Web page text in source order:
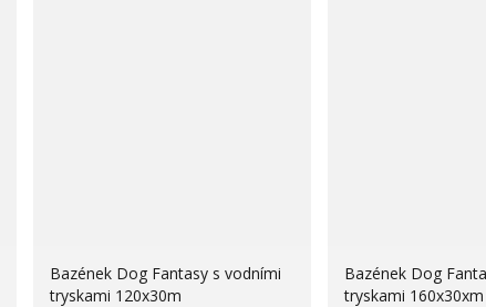
Bazének Dog Fantasy s vodními
tryskami 120x30m
Bazének Dog
tryskami 160x30xm